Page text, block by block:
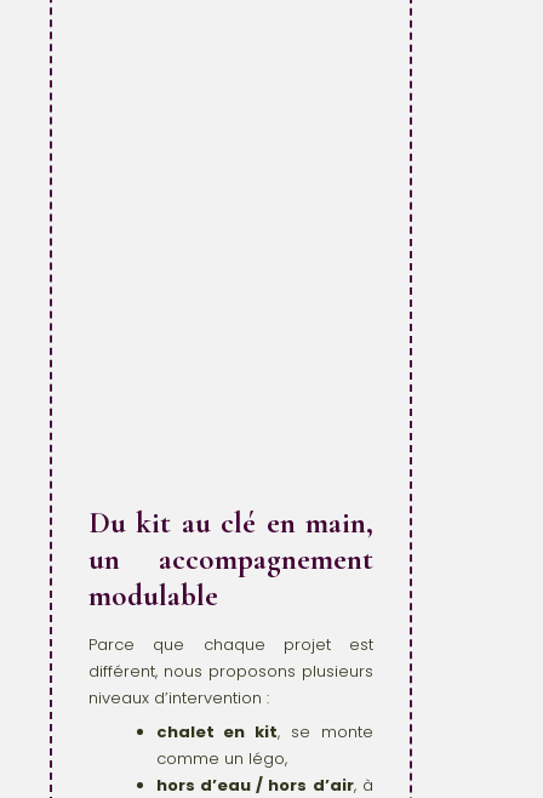
Du kit au clé en main,
un accompagnement
modulable
Parce que chaque projet est
différent, nous proposons plusieurs
niveaux d’intervention :
chalet en kit, se monte
comme un légo,
hors d’eau / hors d’air, à